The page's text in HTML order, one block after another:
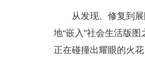
从发现、修复到
地“嵌入”社会生活版
正在碰撞出耀眼的火